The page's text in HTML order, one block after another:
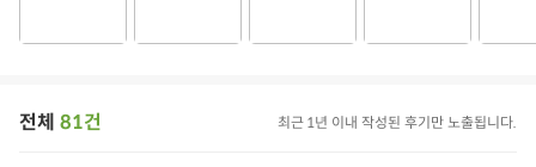
전체 81건 최근 1년 이내 작성된 후기만 노출됩니다.